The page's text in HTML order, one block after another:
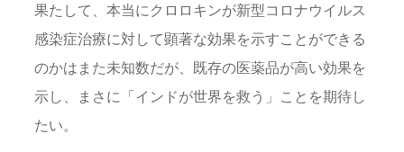
果たして、本当にクロロキンが新型コロナウイルス
感染症治療に対して顕著な効果を示すことができる
のかはまた未知数だが、既存の医薬品が高い効果を
示し、まさに「インドが世界を救う」ことを期待し
たい。